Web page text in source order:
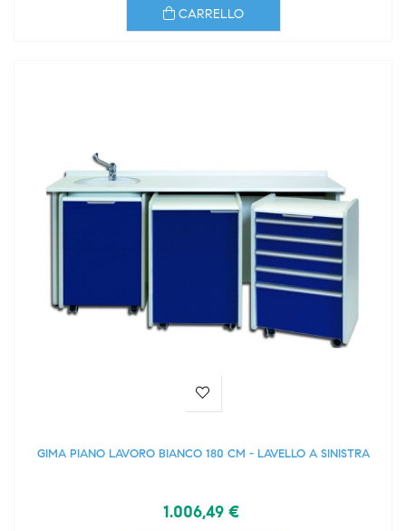
CARRELLO
GIMA PIANO LAVORO BIANCO 180 CM - LAVELLO A SINISTRA
1.006,49 €